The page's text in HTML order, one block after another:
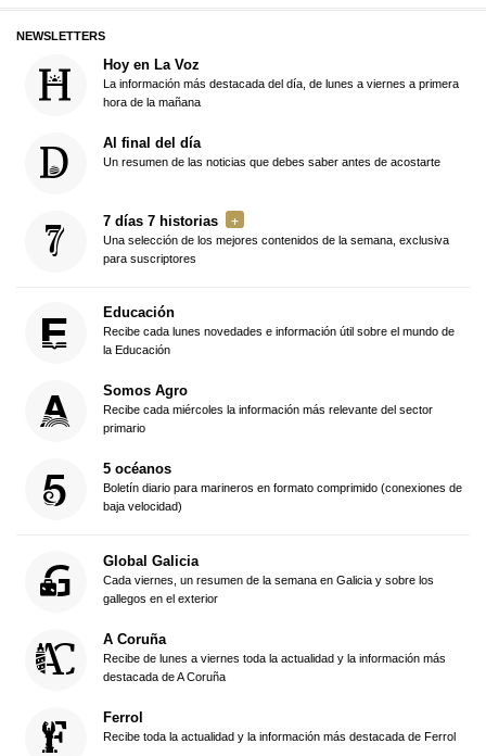
NEWSLETTERS
Hoy en La Voz
La información más destacada del día, de lunes a viernes a primera
hora de la mañana
Al final del día
Un resumen de las noticias que debes saber antes de acostarte
7 días 7 historias
Una selección de los mejores contenidos de la semana, exclusiva
para suscriptores
Educación
Recibe cada lunes novedades e información útil sobre el mundo de
la Educación
Somos Agro
Recibe cada miércoles la información más relevante del sector
primario
5 océanos
Boletín diario para marineros en formato comprimido (conexiones de
baja velocidad)
Global Galicia
Cada viernes, un resumen de la semana en Galicia y sobre los
gallegos en el exterior
A Coruña
Recibe de lunes a viernes toda la actualidad y la información más
destacada de A Coruña
Ferrol
Recibe toda la actualidad y la información más destacada de Ferrol